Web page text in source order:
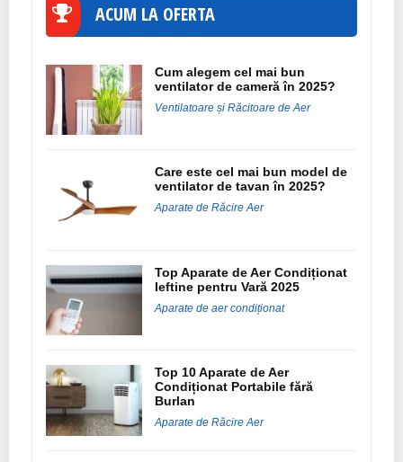
ACUM LA OFERTA
Cum alegem cel mai bun
ventilator de cameră în 2025?
Ventilatoare și Răcitoare de Aer
Care este cel mai bun model de
ventilator de tavan în 2025?
Aparate de Răcire Aer
Top Aparate de Aer Condiționat
Ieftine pentru Vară 2025
Aparate de aer condiționat
Top 10 Aparate de Aer
Condiționat Portabile fără
Burlan
Aparate de Răcire Aer